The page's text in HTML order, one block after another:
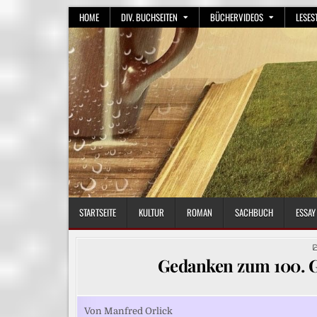
HOME DIV. BUCHSEITEN BÜCHERVIDEOS
STARTSEITE KULTUR ROMAN SACHBUCH ESSAY
Gedanken zum 100.
Von Manfred Orlick